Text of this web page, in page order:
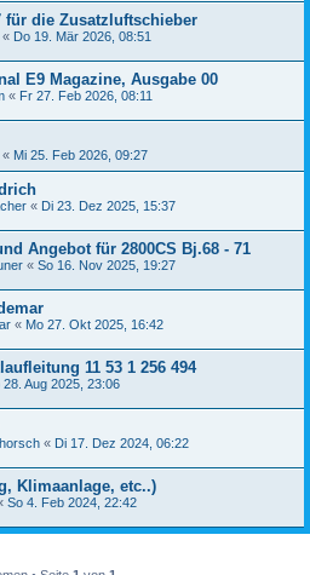
für die Zusatzluftschieber
« Do 19. Mär 2026, 08:51
E9 Magazine, Ausgabe 00
« Fr 27. Feb 2026, 08:11
« Mi 25. Feb 2026, 09:27
« Di 23. Dez 2025, 15:37
Angebot für 2800CS Bj.68 - 71
« So 16. Nov 2025, 19:27
« Mo 27. Okt 2025, 16:42
11 53 1 256 494
28. Aug 2025, 23:06
« Di 17. Dez 2024, 06:22
Klimaanlage, etc..)
So 4. Feb 2024, 22:42